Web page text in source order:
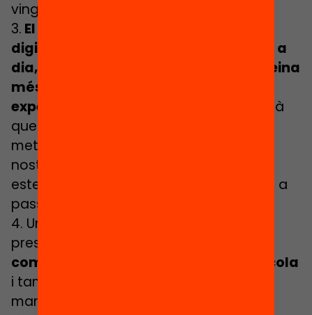
vingui.
3. El classroom i les diferents eines
digitals, formaran part del nostre dia a
dia, així que quan tornem seran una eina
més de l’aula amb la qual treballar i
experimentar
. De tal manera que caldrà
que ens replantegem la nostra
metodologia (ara ho estem fent) i la
nostra manera de treballar, tant per si
estem a l’escola com si ens toca tornar a
passar un període de confinament.
4. Una altra qüestió que tenim molt
present és que
compra de més dispositius per a l’escola
i també en buscar un sistema de
manteniment d’aquests per part d’un